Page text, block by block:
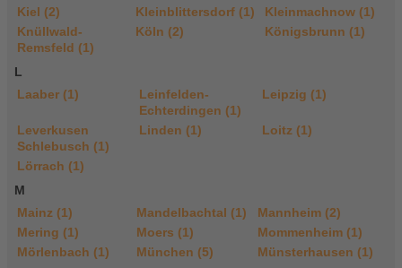
Kiel (2)
Kleinblittersdorf (1)
Kleinmachnow (1)
Knüllwald-
Remsfeld (1)
Köln (2) Königsbrunn (1)
L
Laaber (1)
Leinfelden-
Echterdingen (1)
Leipzig (1)
Leverkusen
Schlebusch (1)
Linden (1) Loitz (1)
Lörrach (1)
M
Mainz (1)
Mandelbachtal (1)
Mannheim (2)
Mering (1)
Moers (1)
Mommenheim (1)
Mörlenbach (1)
München (5)
Münsterhausen (1)